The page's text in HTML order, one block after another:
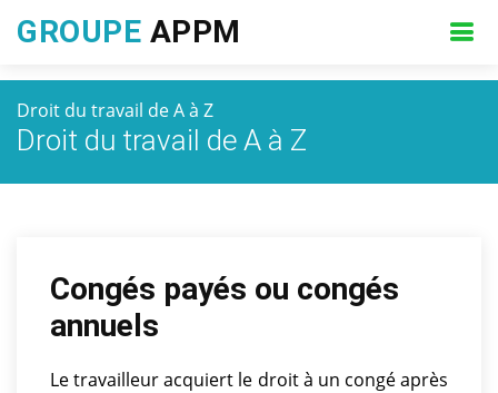
GROUPE APPM
Droit du travail de A à Z
Droit du travail de A à Z
Congés payés ou congés
annuels
Le travailleur acquiert le droit à un congé après